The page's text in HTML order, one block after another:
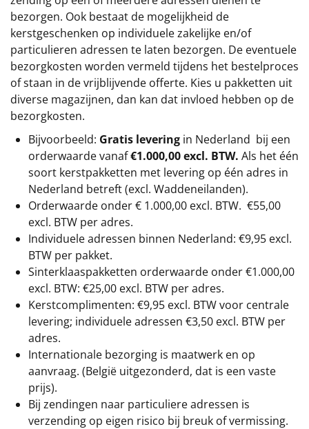
bezorgen. Ook bestaat de mogelijkheid de
kerstgeschenken op individuele zakelijke en/of
particulieren adressen te laten bezorgen. De eventuele
bezorgkosten worden vermeld tijdens het bestelproces
of staan in de vrijblijvende offerte. Kies u pakketten uit
diverse magazijnen, dan kan dat invloed hebben op de
bezorgkosten.
Bijvoorbeeld: Gratis levering in Nederland bij een
orderwaarde vanaf€1.000,00 excl. BTW. Als het één
soort kerstpakketten met levering op één adres in
Nederland betreft (excl. Waddeneilanden).
Orderwaarde onder € 1.000,00 excl. BTW. €55,00
excl. BTW per adres.
Individuele adressen binnen Nederland: €9,95 excl.
BTW per pakket.
Sinterklaaspakketten orderwaarde onder €1.000,00
excl. BTW: €25,00 excl. BTW per adres.
Kerstcomplimenten: €9,95 excl. BTW voor centrale
levering; individuele adressen €3,50 excl. BTW per
adres.
Internationale bezorging is maatwerk en op
aanvraag. (België uitgezonderd, dat is een vaste
prijs).
Bij zendingen naar particuliere adressen is
verzending op eigen risico bij breuk of vermissing.